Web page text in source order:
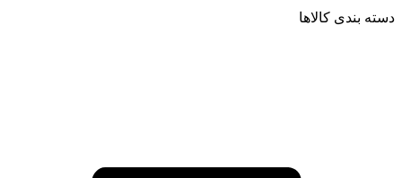
دسته بندی کالاها